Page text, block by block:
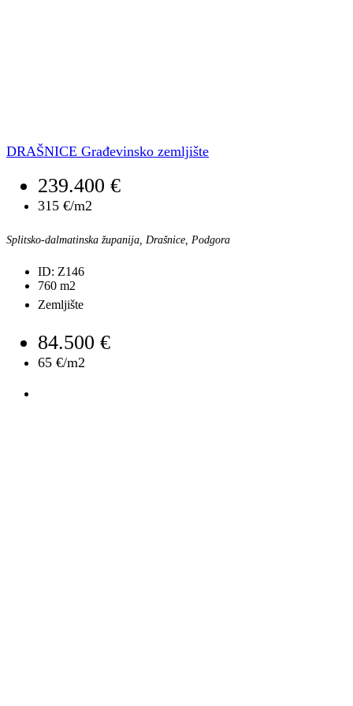
DRAŠNICE Građevinsko zemljište
239.400 €
315 €/m2
Splitsko-dalmatinska županija, Drašnice, Podgora
ID: Z146
760 m2
Zemljište
84.500 €
65 €/m2